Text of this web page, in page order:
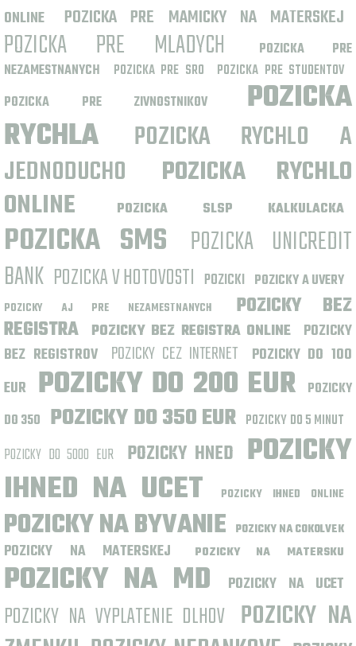
ONLINE
POZICKA PRE MAMICKY NA MATERSKEJ
POZICKA PRE MLADYCH
POZICKA PRE
NEZAMESTNANYCH
POZICKA PRE SRO
POZICKA PRE STUDENTOV
POZICKA PRE ZIVNOSTNIKOV
POZICKA
RYCHLA
POZICKA RYCHLO A
JEDNODUCHO
POZICKA RYCHLO
ONLINE
POZICKA SLSP KALKULACKA
POZICKA SMS
POZICKA UNICREDIT
BANK POZICKA V HOTOVOSTI POZICKI POZICKY A UVERY
POZICKY AJ PRE NEZAMESTNANYCH
POZICKY BEZ
REGISTRA POZICKY BEZ REGISTRA ONLINE POZICKY
BEZ REGISTROV
POZICKY CEZ INTERNET
POZICKY DO 100
EUR POZICKY DO 200 EUR
POZICKY
DO 350 POZICKY DO 350 EUR POZICKY DO 5 MINUT
POZICKY DO 5000 EUR POZICKY HNED POZICKY
IHNED NA UCET
POZICKY IHNED ONLINE
POZICKY NA BYVANIE POZICKY NA COKOLVEK
POZICKY NA MATERSKEJ POZICKY NA MATERSKU
POZICKY NA MD POZICKY NA UCET
POZICKY NA VYPLATENIE DLHOV POZICKY NA